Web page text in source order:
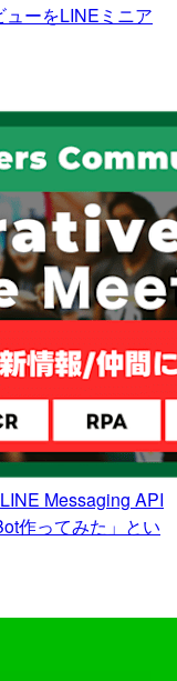
ーをLINEミニア
Messaging API
作ってみた」とい